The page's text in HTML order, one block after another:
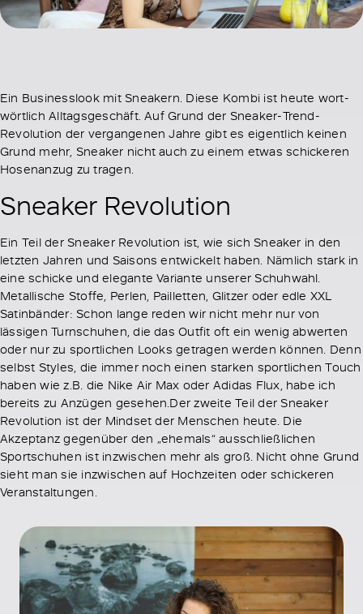
Ein Businesslook mit Sneakern. Diese Kombi ist heute wort-
wörtlich Alltagsgeschäft. Auf Grund der Sneaker-Trend-
Revolution der vergangenen Jahre gibt es eigentlich keinen
Grund mehr, Sneaker nicht auch zu einem etwas schickeren
Hosenanzug zu tragen.
Sneaker Revolution
Ein Teil der Sneaker Revolution ist, wie sich Sneaker in den
letzten Jahren und Saisons entwickelt haben. Nämlich stark in
eine schicke und elegante Variante unserer Schuhwahl.
Metallische Stoffe, Perlen, Pailletten, Glitzer oder edle XXL
Satinbänder: Schon lange reden wir nicht mehr nur von
lässigen Turnschuhen, die das Outfit oft ein wenig abwerten
oder nur zu sportlichen Looks getragen werden können. Denn
selbst Styles, die immer noch einen starken sportlichen Touch
haben wie z.B. die Nike Air Max oder Adidas Flux, habe ich
bereits zu Anzügen gesehen.Der zweite Teil der Sneaker
Revolution ist der Mindset der Menschen heute. Die
Akzeptanz gegenüber den „ehemals“ ausschließlichen
Sportschuhen ist inzwischen mehr als groß. Nicht ohne Grund
sieht man sie inzwischen auf Hochzeiten oder schickeren
Veranstaltungen.